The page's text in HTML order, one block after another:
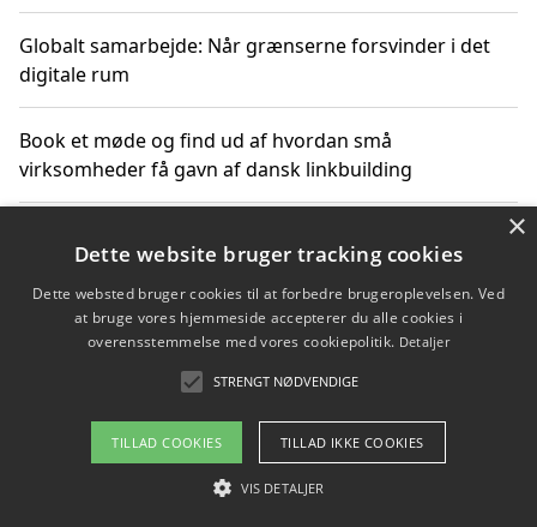
Globalt samarbejde: Når grænserne forsvinder i det
digitale rum
Book et møde og find ud af hvordan små
virksomheder få gavn af dansk linkbuilding
får du indgår et samarbejde
Hold et møde med en WordPress ekspert og vælg den
mest professionelle til at vedligeholde din løsning
Copyright 2026 - Pilanto Aps
Om / kontakt
×
Dette website bruger tracking cookies
Dette websted bruger cookies til at forbedre brugeroplevelsen. Ved
at bruge vores hjemmeside accepterer du alle cookies i
overensstemmelse med vores cookiepolitik. Detaljer
STRENGT NØDVENDIGE
TILLAD COOKIES TILLAD IKKE COOKIES
VIS DETALJER